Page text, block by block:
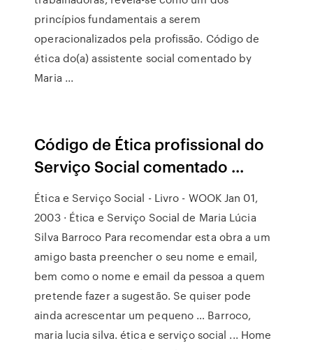
princípios fundamentais a serem
operacionalizados pela profissão. Código de
ética do(a) assistente social comentado by
Maria ...
Código de Ética profissional do
Serviço Social comentado ...
Ética e Serviço Social - Livro - WOOK Jan 01,
2003 · Ética e Serviço Social de Maria Lúcia
Silva Barroco Para recomendar esta obra a um
amigo basta preencher o seu nome e email,
bem como o nome e email da pessoa a quem
pretende fazer a sugestão. Se quiser pode
ainda acrescentar um pequeno … Barroco,
maria lucia silva. ética e serviço social ... Home